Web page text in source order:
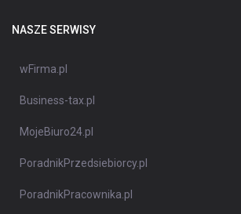
NASZE SERWISY
wFirma.pl
Business-tax.pl
MojeBiuro24.pl
PoradnikPrzedsiebiorcy.pl
PoradnikPracownika.pl